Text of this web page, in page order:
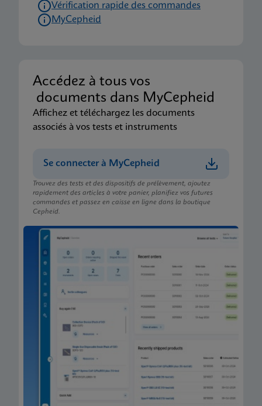
Vérification rapide des commandes
MyCepheid
Accédez à tous vos
documents dans MyCepheid
Affichez et téléchargez les documents
associés à vos tests et instruments
Se connecter à MyCepheid
Trouvez des tests et des dispositifs de prélèvement, ajoutez
rapidement des articles à votre panier, planifiez vos futures
commandes et passez en caisse en ligne dans la boutique
Cepheid.